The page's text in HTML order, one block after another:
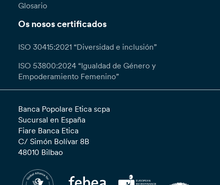
Glosario
Os nosos certificados
ISO 30415:2021 “Diversidad e inclusión”
ISO 53800:2024 “Igualdad de Género y
Empoderamiento Femenino”
Banca Popolare Etica scpa
Sucursal en España
Fiare Banca Etica
C/ Simón Bolívar 8B
48010 Bilbao